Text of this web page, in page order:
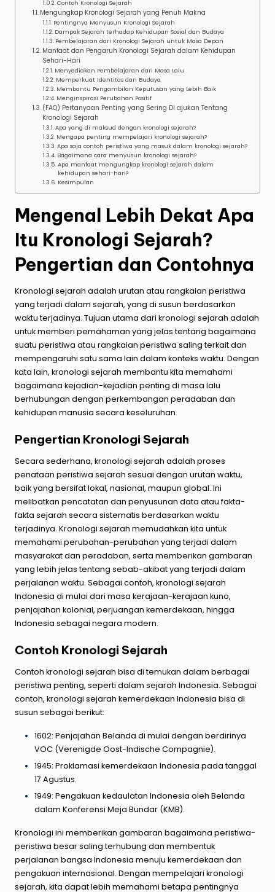
Contoh Kronologi Sejarah
Mengungkap Kronologi Sejarah yang Penuh Makna
Pentingnya Menyusun Kronologi Sejarah
Dampak Sejarah terhadap Kehidupan Sosial dan Budaya
Pembelajaran dari Kronologi Sejarah untuk Masa Depan
Manfaat dan Pengaruh Kronologi Sejarah dalam Kehidupan
Sehari-Hari
Menyediakan Pembelajaran dari Masa Lalu
Memperkuat Identitas dan Budaya
Membantu Pengambilan Keputusan yang Lebih Baik
Menginspirasi Perubahan Positif
(FAQ) Pertanyaan Penting yang Sering Di ajukan Tentang
Kronologi Sejarah
Apa yang di maksud dengan kronologi sejarah?
Mengapa penting mempelajari kronologi sejarah?
Apa saja contoh peristiwa yang masuk dalam kronologi sejarah?
Bagaimana cara menyusun kronologi sejarah?
Apa manfaat mengungkap kronologi sejarah dalam
kehidupan sehari-hari?
Kesimpulan
Mengenal Lebih Dekat Apa
Itu Kronologi Sejarah?
Pengertian dan Contohnya
Kronologi sejarah adalah urutan atau rangkaian peristiwa
yang terjadi dalam sejarah, yang di susun berdasarkan
waktu terjadinya. Tujuan utama dari kronologi sejarah adalah
untuk memberi pemahaman yang jelas tentang bagaimana
suatu peristiwa atau rangkaian peristiwa saling terkait dan
mempengaruhi satu sama lain dalam konteks waktu. Dengan
kata lain, kronologi sejarah membantu kita memahami
bagaimana kejadian-kejadian penting di masa lalu
berhubungan dengan perkembangan peradaban dan
kehidupan manusia secara keseluruhan.
Pengertian Kronologi Sejarah
Secara sederhana, kronologi sejarah adalah proses
penataan peristiwa sejarah sesuai dengan urutan waktu,
baik yang bersifat lokal, nasional, maupun global. Ini
melibatkan pencatatan dan penyusunan data atau fakta-
fakta sejarah secara sistematis berdasarkan waktu
terjadinya. Kronologi sejarah memudahkan kita untuk
memahami perubahan-perubahan yang terjadi dalam
masyarakat dan peradaban, serta memberikan gambaran
yang lebih jelas tentang sebab-akibat yang terjadi dalam
perjalanan waktu. Sebagai contoh, kronologi sejarah
Indonesia di mulai dari masa kerajaan-kerajaan kuno,
penjajahan kolonial, perjuangan kemerdekaan, hingga
Indonesia sebagai negara modern.
Contoh Kronologi Sejarah
Contoh kronologi sejarah bisa di temukan dalam berbagai
peristiwa penting, seperti dalam sejarah Indonesia. Sebagai
contoh, kronologi sejarah kemerdekaan Indonesia bisa di
susun sebagai berikut:
1602: Penjajahan Belanda di mulai dengan berdirinya
VOC (Verenigde Oost-Indische Compagnie).
1945: Proklamasi kemerdekaan Indonesia pada tanggal
17 Agustus.
1949: Pengakuan kedaulatan Indonesia oleh Belanda
dalam Konferensi Meja Bundar (KMB).
Kronologi ini memberikan gambaran bagaimana peristiwa-
peristiwa besar saling terhubung dan membentuk
perjalanan bangsa Indonesia menuju kemerdekaan dan
pengakuan internasional. Dengan mempelajari kronologi
sejarah, kita dapat lebih memahami betapa pentingnya